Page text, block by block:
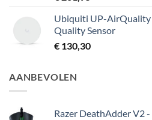
Ubiquiti UP-AirQuality
Quality Sensor
€ 130,30
AANBEVOLEN
Razer DeathAdder V2